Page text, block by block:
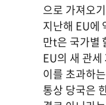
으로 가져오
지난해 EU에
만t은 국가별
EU의 새 관
이를 초과하
통상 당국은